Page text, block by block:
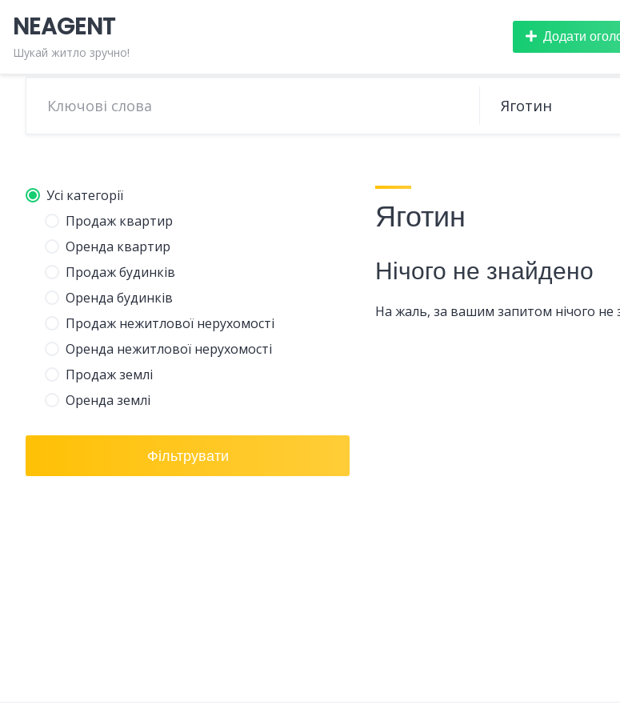
content
NEAGENT
Шукай житло зручно!
Додати
Усі категорії
Продаж квартир
Оренда квартир
Продаж будинків
Оренда будинків
Продаж нежитлової нерухомості
Оренда нежитлової нерухомості
Продаж землі
Оренда землі
Фільтрувати
Яготин
Нічого не знайдено
На жаль, за вашим запитом нічого не